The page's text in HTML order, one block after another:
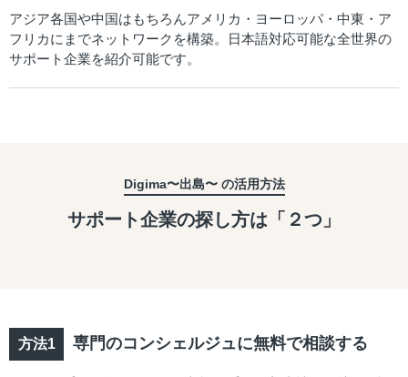
アジア各国や中国はもちろんアメリカ・ヨーロッパ・中東・ア
フリカにまでネットワークを構築。日本語対応可能な全世界の
サポート企業を紹介可能です。
Digima〜出島〜 の活用方法
サポート企業の探し方は「２つ」
専門のコンシェルジュに無料で相談する